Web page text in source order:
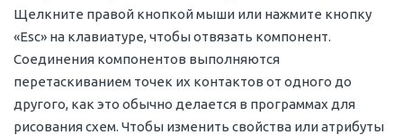
Щелкните правой кнопкой мыши или нажмите кнопку
«Esc» на клавиатуре, чтобы отвязать компонент.
Соединения компонентов выполняются
перетаскиванием точек их контактов от одного до
другого, как это обычно делается в программах для
рисования схем. Чтобы изменить свойства или атрибуты